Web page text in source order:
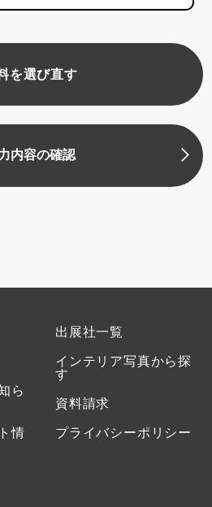
を選び直す
内容の確認
ら
情
出展社一覧
インテリア写真から探
す
資料請求
プライバシーポリシー